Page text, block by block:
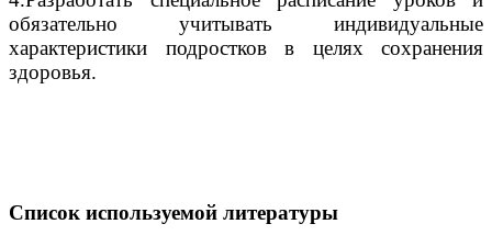
обязательно учитывать индивидуальные
характеристики подростков в целях сохранения
здоровья.
Список используемой литературы